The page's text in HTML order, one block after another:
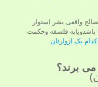
واقعى بشر استوار
باشدویابه فلسفه وحکمت
یک ازوارثان
برند؟